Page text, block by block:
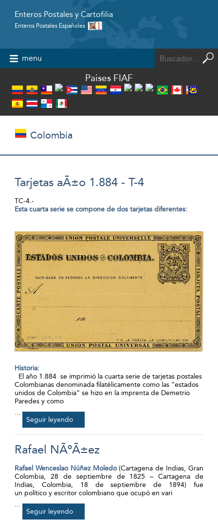
Enteros Postales y Cartofilia
Enteros Postales Españoles
menu
Paises FIAF
Colombia
Tarjetas aÃ±o 1.884 - T-4
TC-4.-
Esta cuarta serie se compone de dos tarjetas diferentes:
Historia:
El año 1.884 se imprimió la cuarta serie de tarjetas postales
Colombianas denominada filatélicamente como las “estados
unidos de Colombia” se hizo en la imprenta de Demetrio
Paredes y como
...
Seguir leyendo
Rafael NÃºÃ±ez
Rafael Wenceslao Núñez Moledo(Cartagena de Indias, Gran
Colombia, 28 de septiembre de 1825 – Cartagena de
Indias, Colombia, 18 de septiembre de 1894) fue
un político y escritor colombiano que ocupó en vari
...
Seguir leyendo